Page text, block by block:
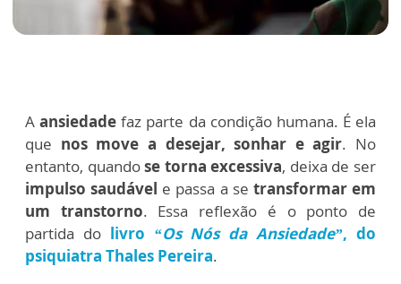
Aansiedade faz parte da condição humana. É ela
que nos move a desejar, sonhar e agir. No
entanto, quandose torna excessiva, deixa de ser
impulso saudável e passa a se transformar em
um transtorno. Essa reflexão é o ponto de
partida do livro “Os Nós da Ansiedade”, do
psiquiatra Thales Pereira.